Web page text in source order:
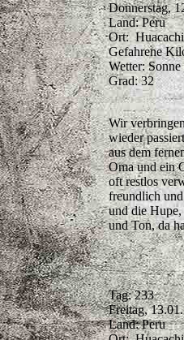
Donnerstag,
Land: Peru
Ort:
Gefahrene
Wetter: Sonne
Grad: 32
Wir
wieder
aus dem
Oma und ein
oft restlos
freundlich
und die
und Ton, da
Tag: 233
Freitag, 13.01.
Land: Peru